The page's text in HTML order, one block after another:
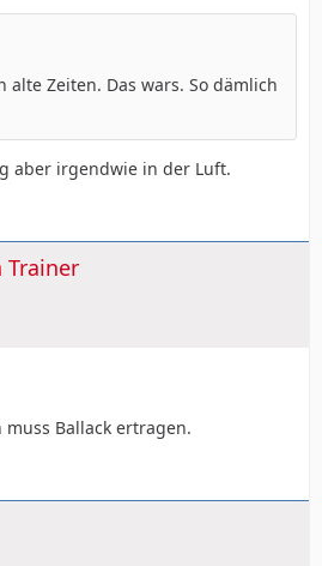
alte Zeiten. Das wars. So dämlich
aber irgendwie in der Luft.
Trainer
Ballack ertragen.